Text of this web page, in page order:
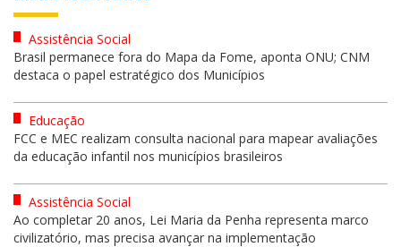
Assistência Social
Brasil permanece fora do Mapa da Fome, aponta ONU; CNM
destaca o papel estratégico dos Municípios
Educação
FCC e MEC realizam consulta nacional para mapear avaliações
da educação infantil nos municípios brasileiros
Assistência Social
Ao completar 20 anos, Lei Maria da Penha representa marco
civilizatório, mas precisa avançar na implementação